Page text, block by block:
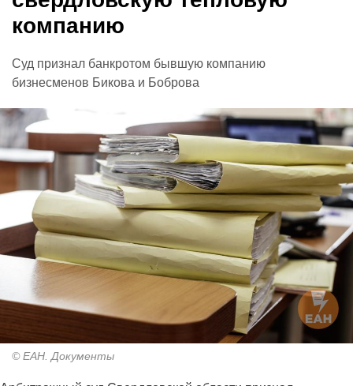
компанию
Суд признал банкротом бывшую компанию
бизнесменов Бикова и Боброва
© ЕАН. Документы